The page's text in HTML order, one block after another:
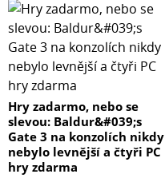
Hry zadarmo, nebo se
slevou: Baldur&#039;s
Gate 3 na konzolích nikdy
nebylo levnější a čtyři PC
hry zdarma